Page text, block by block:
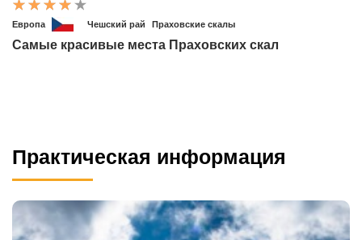
Европа Чешский рай Праховские скалы
Самые красивые места Праховских скал
Практическая информация